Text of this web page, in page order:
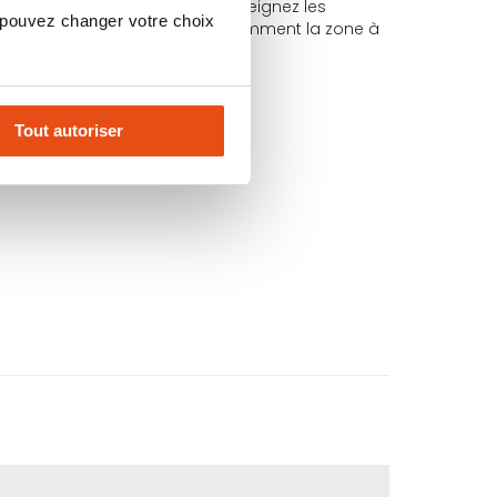
changer votre choix
Tout autoriser
aquariums, terrariums) et éteignez les
avec la peau, lavez abondamment la zone à
sur l’aérosol.